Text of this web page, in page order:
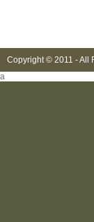
Copyright © 2011 - All
a